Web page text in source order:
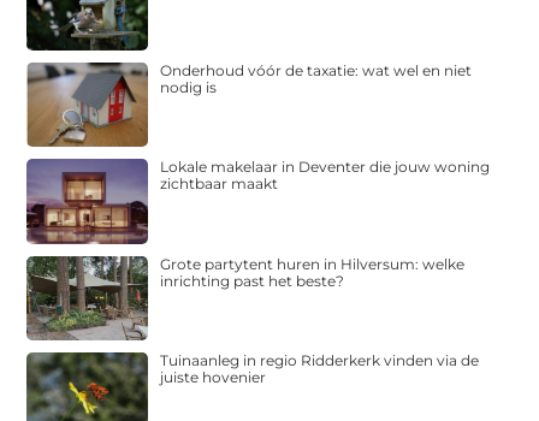
Onderhoud vóór de taxatie: wat wel en niet
nodig is
Lokale makelaar in Deventer die jouw woning
zichtbaar maakt
Grote partytent huren in Hilversum: welke
inrichting past het beste?
Tuinaanleg in regio Ridderkerk vinden via de
juiste hovenier